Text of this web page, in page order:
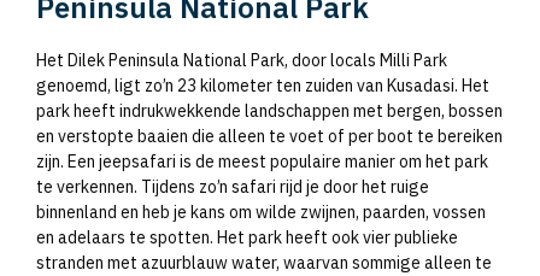
Peninsula National Park
Het Dilek Peninsula National Park, door locals Milli Park
genoemd, ligt zo’n 23 kilometer ten zuiden van Kusadasi. Het
park heeft indrukwekkende landschappen met bergen, bossen
en verstopte baaien die alleen te voet of per boot te bereiken
zijn. Een jeepsafari is de meest populaire manier om het park
te verkennen. Tijdens zo’n safari rijd je door het ruige
binnenland en heb je kans om wilde zwijnen, paarden, vossen
en adelaars te spotten. Het park heeft ook vier publieke
stranden met azuurblauw water, waarvan sommige alleen te